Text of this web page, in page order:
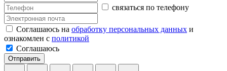
связаться по телефону
Соглашаюсь на обработку персональных данных и
ознакомлен с политикой
Соглашаюсь
Отправить